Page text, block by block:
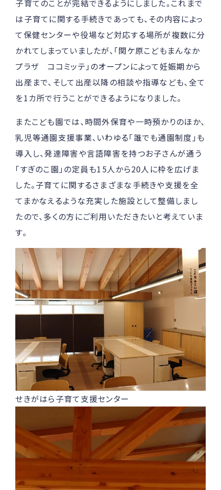
子育てのことが完結できるようにしました。これまで
は子育てに関する手続きであっても、その内容によっ
て保健センターや役場など対応する場所が複数に分
かれてしまっていましたが、「関ケ原こどもまんなか
プラザ ココミッテ」のオープンによって妊娠期から
出産まで、そして出産以降の相談や指導なども、全て
を1カ所で行うことができるようになりました。
またこども園では、時間外保育や一時預かりのほか、
乳児等通園支援事業、いわゆる「誰でも通園制度」も
導入し、発達障害や言語障害を持つお子さんが通う
「すぎのこ園」の定員も15人から20人に枠を広げま
した。子育てに関するさまざまな手続きや支援を全
てまかなえるような充実した施設として整備しまし
たので、多くの方にご利用いただきたいと考えていま
す。
せきがはら子育て支援センター